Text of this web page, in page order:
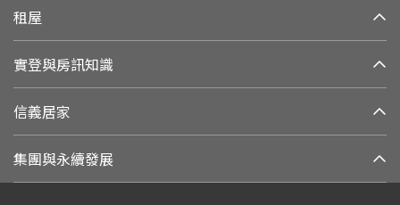
租屋
實登與房訊知識
信義居家
集團與永續發展